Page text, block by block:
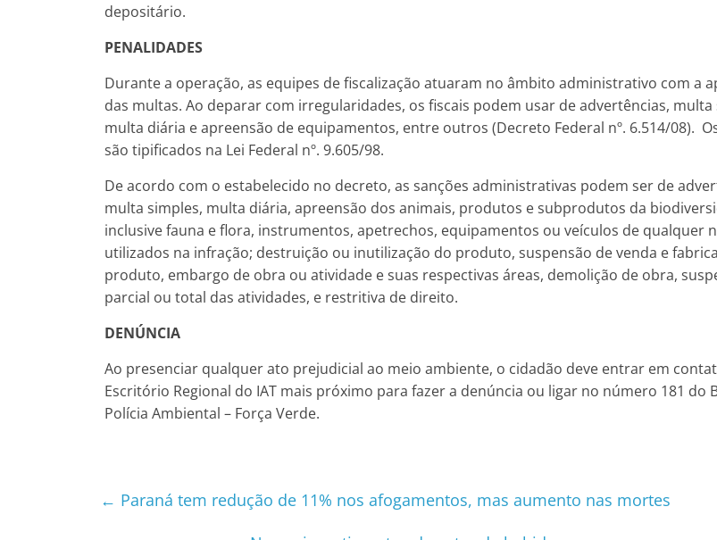
depositário.
PENALIDADES
Durante a operação, as equipes de fiscalização atuaram no âmbito administrativo com a
das multas. Ao deparar com irregularidades, os fiscais podem usar de advertências, multa
multa diária e apreensão de equipamentos, entre outros (Decreto Federal nº. 6.514/08).
são tipificados na Lei Federal nº. 9.605/98.
De acordo com o estabelecido no decreto, as sanções administrativas podem ser de
multa simples, multa diária, apreensão dos animais, produtos e subprodutos da
inclusive fauna e flora, instrumentos, apetrechos, equipamentos ou veículos de qualquer
utilizados na infração; destruição ou inutilização do produto, suspensão de venda e
produto, embargo de obra ou atividade e suas respectivas áreas, demolição de obra,
parcial ou total das atividades, e restritiva de direito.
DENÚNCIA
Ao presenciar qualquer ato prejudicial ao meio ambiente, o cidadão deve entrar em
Escritório Regional do IAT mais próximo para fazer a denúncia ou ligar no número 181 do
Polícia Ambiental – Força Verde.
← Paraná tem redução de 11% nos afogamentos, mas aumento nas mortes